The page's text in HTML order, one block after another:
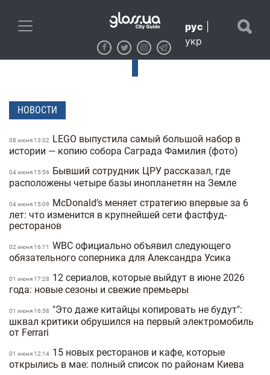
рус
укр
НОВОСТИ
08 июня 13:02
LEGO выпустила самый большой набор в
истории — копию собора Саграда Фамилия (фото)
04 июня 15:56
Бывший сотрудник ЦРУ рассказал, где
расположены четыре базы инопланетян на Земле
04 июня 15:09
McDonald’s меняет стратегию впервые за 6
лет: что изменится в крупнейшей сети фастфуд-
ресторанов
02 июня 16:11
WBC официально объявил следующего
обязательного соперника для Александра Усика
01 июня 17:28
12 сериалов, которые выйдут в июне 2026
года: новые сезоны и свежие премьеры
01 июня 16:58
"Это даже китайцы копировать не будут":
шквал критики обрушился на первый электромобиль
от Ferrari
01 июня 12:14 15 новых ресторанов и кафе, которые
открылись в мае: полный список по районам Киева